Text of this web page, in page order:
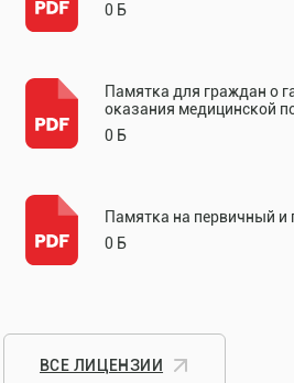
0 Б
Памятка для граждан о
оказания медицинской
0 Б
Памятка на первичный
0 Б
ВСЕ ЛИЦЕНЗИИ